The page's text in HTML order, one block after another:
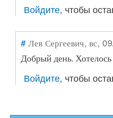
Войдите, чтобы
# Лев Сергеевич, вс,
Добрый день.
Войдите, чтобы